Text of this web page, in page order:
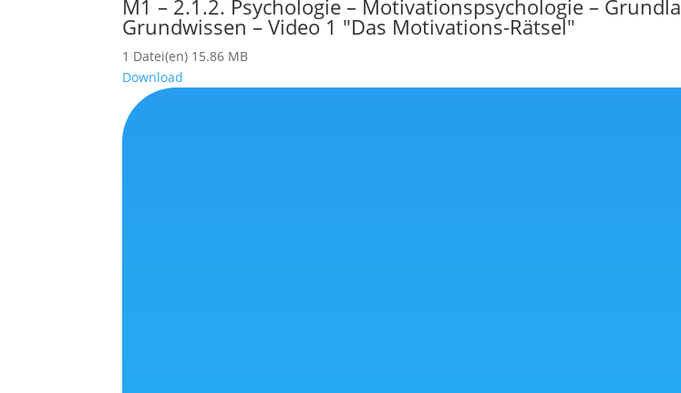
M1 – 2.1.2. Psychologie – Motivationspsychologie –
Grundwissen – Video 1 "Das Motivations-Rätsel"
1 Datei(en) 15.86 MB
Download